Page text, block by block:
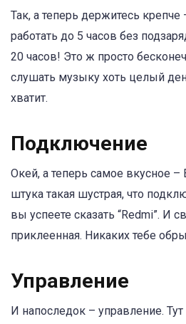
Так, а теперь держитесь крепче
работать до 5 часов без
20 часов! Это ж просто
слушать музыку хоть целый
хватит.
Подключение
Окей, а теперь самое вкусное –
штука такая шустрая, что
вы успеете сказать “Redmi”. И
приклеенная. Никаких тебе
Управление
И напоследок – управление.